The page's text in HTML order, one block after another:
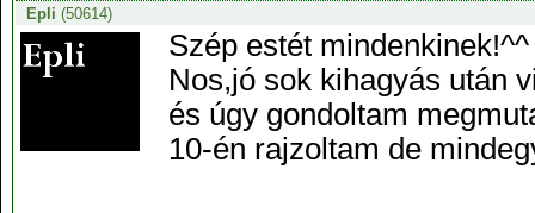
Epli (50614)
Szép estét mindenkinek!^^
Nos,jó sok kihagyás után
és úgy gondoltam
10-én rajzoltam de